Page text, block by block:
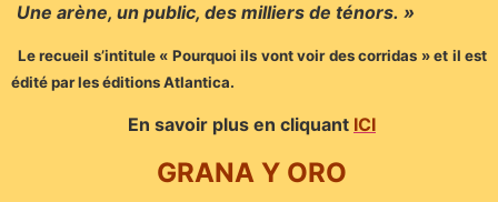
Une arène, un public, des milliers de ténors. »
Le recueil s’intitule « Pourquoi ils vont voir des corridas » et il est
édité par les éditions Atlantica.
En savoir plus en cliquant ICI
GRANA Y ORO